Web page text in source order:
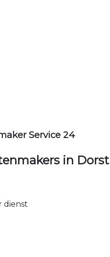
Service 24
in Dorst
dienst